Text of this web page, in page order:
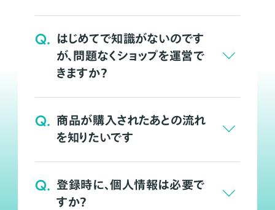
Q. はじめてで知識がないのです
が、問題なくショップを運営で
きますか？
Q. 商品が購入されたあとの流れ
を知りたいです
Q. 登録時に、個人情報は必要で
すか？